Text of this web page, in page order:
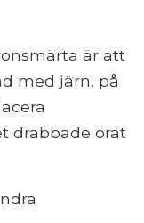
är att
med järn, på
drabbade örat